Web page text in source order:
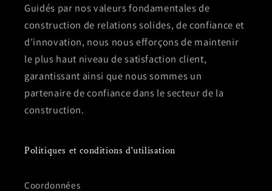
Guidés par nos valeurs fondamentales de
construction de relations solides, de confiance et
d’innovation, nous nous efforçons de maintenir
le plus haut niveau de satisfaction client,
garantissant ainsi que nous sommes un
partenaire de confiance dans le secteur de la
construction.
Politiques et conditions d'utilisation
Coordonnées